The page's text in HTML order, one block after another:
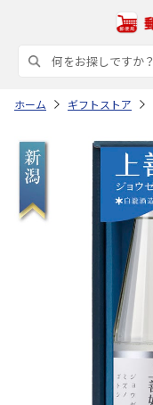
ホーム ギフトストア